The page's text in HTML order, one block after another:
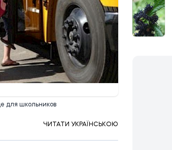
для школьников
ЧИТАТИ УКРАЇНСЬКОЮ